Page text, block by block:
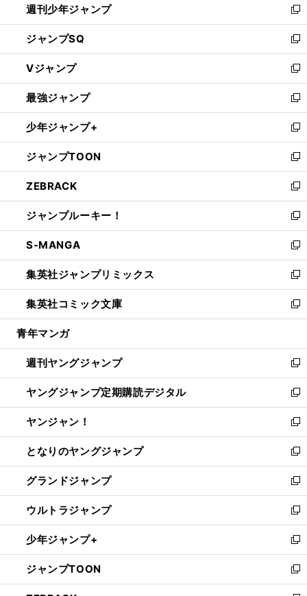
く
週刊少年ジャンプ
新
し
い
ウ
ィ
ン
ド
ウ
で
開
く
ジャンプSQ
新
し
い
ウ
ィ
ン
ド
ウ
で
開
く
Vジャンプ
新
し
い
ウ
ィ
ン
ド
ウ
で
開
く
最強ジャンプ
新
し
い
ウ
ィ
ン
ド
ウ
で
開
く
少年ジャンプ+
新
し
い
ウ
ィ
ン
ド
ウ
で
開
く
ジャンプTOON
新
し
い
ウ
ィ
ン
ド
ウ
で
開
く
ZEBRACK
新
し
い
ウ
ィ
ン
ド
ウ
で
開
ジャンプルーキー！
新
し
い
ウ
ィ
ン
ド
ウ
開
く
S-MANGA
新
し
い
ウ
ィ
ン
ウ
で
開
く
集英社ジャンプリミックス
新
し
い
ウ
ン
ド
ウ
で
開
く
集英社コミック文庫
新
し
ウ
ィ
ン
ド
ウ
で
開
く
青年マンガ
週刊ヤングジャンプ
新
し
い
ウ
ィ
ン
ド
ウ
で
開
く
ヤングジャンプ定期購読デジタル
新
し
い
ウ
ィ
ン
ド
ウ
で
開
く
ヤンジャン！
新
し
い
ウ
ィ
ン
ド
ウ
で
開
く
となりのヤングジャンプ
新
し
い
ウ
ィ
ン
ド
ウ
で
開
グランドジャンプ
新
し
い
ウ
ィ
ン
ド
ウ
ウルトラジャンプ
新
し
い
ウ
ィ
ン
少年ジャンプ+
新
し
い
ウ
ジャンプTOON
新
し